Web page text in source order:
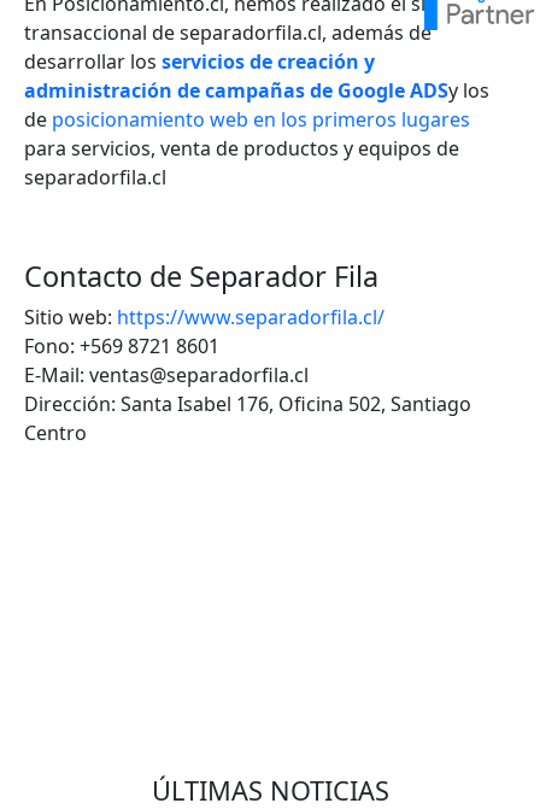
transaccional de separadorfila.cl, además de
desarrollar los servicios de creación y
administración de campañas de Google ADSy los
de posicionamiento web en los primeros lugares
para servicios, venta de productos y equipos de
separadorfila.cl
Contacto de Separador Fila
Sitio web: https://www.separadorfila.cl/
Fono: +569 8721 8601
E-Mail: ventas@separadorfila.cl
Dirección: Santa Isabel 176, Oficina 502, Santiago
Centro
ÚLTIMAS NOTICIAS